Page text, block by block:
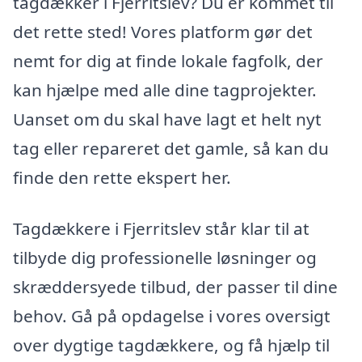
det rette sted! Vores platform gør det
nemt for dig at finde lokale fagfolk, der
kan hjælpe med alle dine tagprojekter.
Uanset om du skal have lagt et helt nyt
tag eller repareret det gamle, så kan du
finde den rette ekspert her.
Tagdækkere i Fjerritslev står klar til at
tilbyde dig professionelle løsninger og
skræddersyede tilbud, der passer til dine
behov. Gå på opdagelse i vores oversigt
over dygtige tagdækkere, og få hjælp til